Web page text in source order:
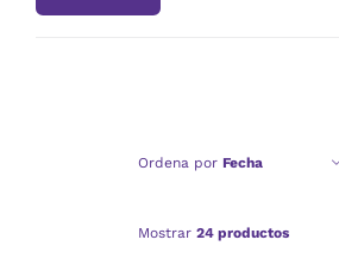
Ordena por Fecha
Mostrar 24 productos